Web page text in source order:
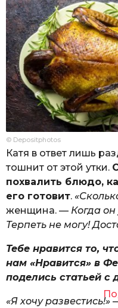
© Depositphotos
Катя в ответ лишь
тошнит от этой утки.
похвалить блюдо,
его готовит.
женщина. — Когда он
Терпеть не могу!
Тебе нравится то,
нам «Нравится» в
поделись статьей с
«Я хочу развестись!»